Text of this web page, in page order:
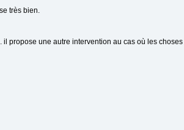
très bien.
propose une autre intervention au cas où les